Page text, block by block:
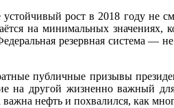
рост в 2018 году не
на минимальных значениях,
резервная система —
публичные призывы
на другой жизненно важный
нефть и похвалился, как